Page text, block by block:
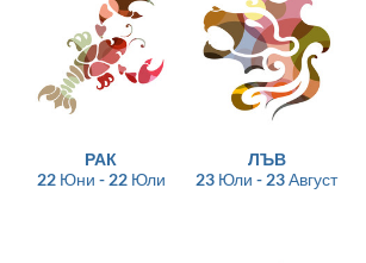
РАК
22 Юни - 22 Юли
ЛЪВ
23 Юли - 23 Август